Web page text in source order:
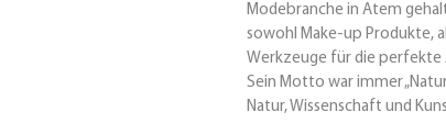
Modebranche in Atem
sowohl Make-up Produkte,
Werkzeuge für die perfekte
Sein Motto war immer
Natur, Wissenschaft und